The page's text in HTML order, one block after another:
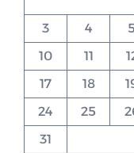
3
4
10
11
17
18
24
25
31